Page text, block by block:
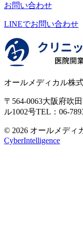
お問い合わせ
LINEでお問い合わせ
オールメディカル株
〒564-0063大阪府吹
ル1002号TEL：06-
© 2026 オールメディ
CyberIntelligence